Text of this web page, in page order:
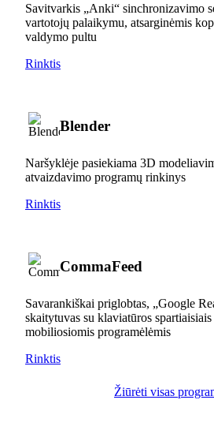
Savitvarkis „Anki“ sinchronizavimo
vartotojų palaikymu, atsarginėmis
valdymo pultu
Rinktis
Blender
Naršyklėje pasiekiama 3D
atvaizdavimo programų rinkinys
Rinktis
CommaFeed
Savarankiškai priglobtas, „Google
skaitytuvas su klaviatūros
mobiliosiomis programėlėmis
Rinktis
Žiūrėti visas